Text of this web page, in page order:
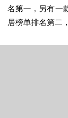
名第一，另有一
居榜单排名第二，